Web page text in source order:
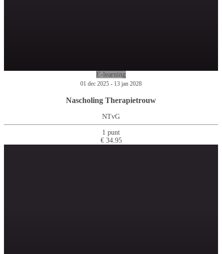
E-learning
01 dec 2025 - 13 jan 2028
Nascholing Therapietrouw
NTvG
1 punt
€ 34.95